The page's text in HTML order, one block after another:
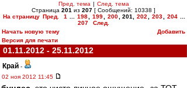
Пред. тема | След. тема
Страница 201 из 207 [ Сообщений: 10338 ]
На страницу Пред. 1 198 199 200 201 202 203 204
207
След.
Начать новую тему
Добавить
Версия для печати
01.11.2012 - 25.11.2012
Край -
02 ноя 2012 11:45